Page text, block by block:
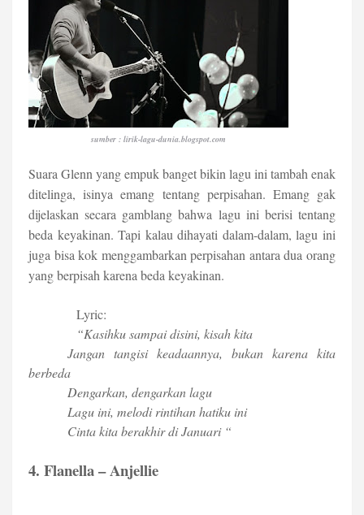
sumber : lirik-lagu-dunia.blogspot.com
Suara Glenn yang empuk banget bikin lagu ini tambah enak
ditelinga, isinya emang tentang perpisahan. Emang gak
dijelaskan secara gamblang bahwa lagu ini berisi tentang
beda keyakinan. Tapi kalau dihayati dalam-dalam, lagu ini
juga bisa kok menggambarkan perpisahan antara dua orang
yang berpisah karena beda keyakinan.
Lyric:
“Kasihku sampai disini, kisah kita
Jangan tangisi keadaannya, bukan karena kita
berbeda
Dengarkan, dengarkan lagu
Lagu ini, melodi rintihan hatiku ini
Cinta kita berakhir di Januari “
4. Flanella – Anjellie